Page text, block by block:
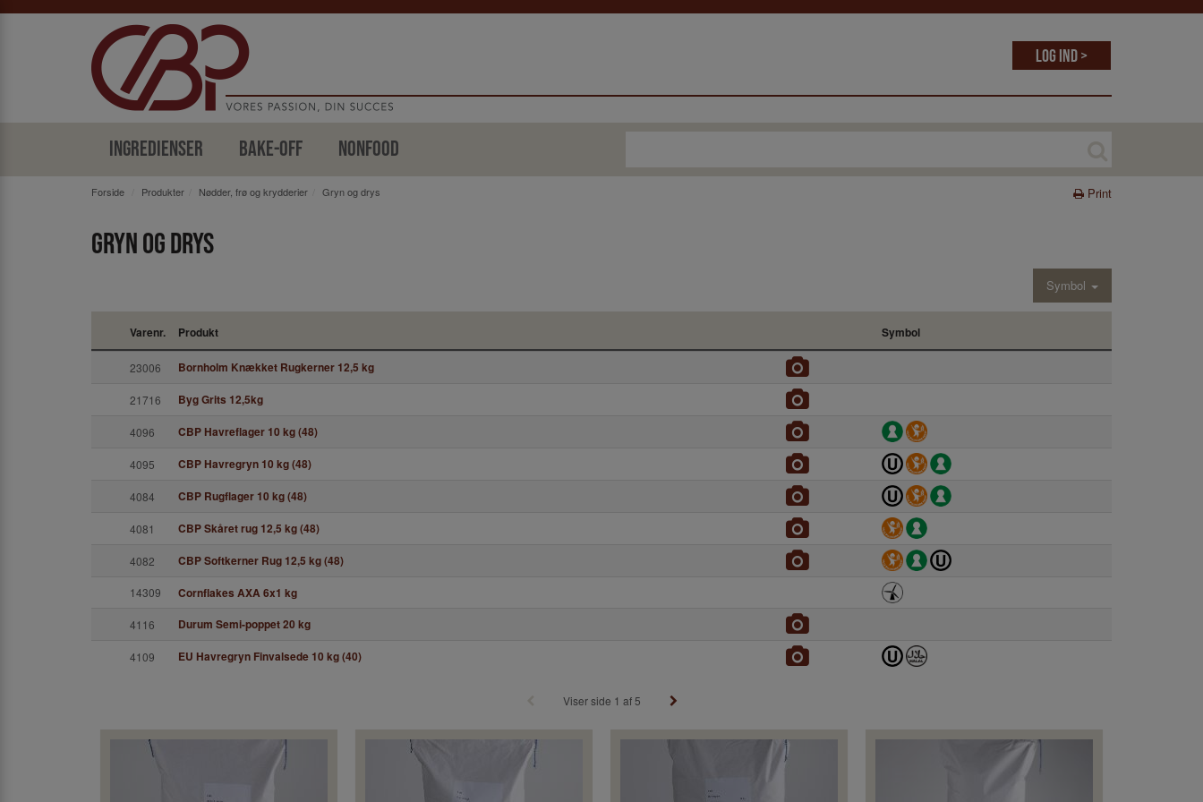
Log ind >
Ingredienser Bake-off Nonfood
Forside Produkter Nødder, frø og krydderier Gryn og drys Print
Gryn og drys
Symbol
Varenr. Produkt Symbol
23006 Bornholm Knækket Rugkerner 12,5 kg
21716 Byg Grits 12,5kg
4096 CBP Havreflager 10 kg (48)
4095 CBP Havregryn 10 kg (48)
4084 CBP Rugflager 10 kg (48)
4081 CBP Skåret rug 12,5 kg (48)
4082 CBP Softkerner Rug 12,5 kg (48)
14309 Cornflakes AXA 6x1 kg
4116 Durum Semi-poppet 20 kg
4109 EU Havregryn Finvalsede 10 kg (40)
Viser side 1 af 5